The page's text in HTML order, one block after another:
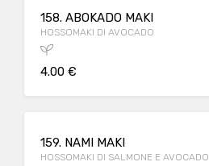
158. ABOKADO MAKI
HOSSOMAKI DI AVOCADO
4.00 €
159. NAMI MAKI
HOSSOMAKI DI SALMONE E AVOCADO